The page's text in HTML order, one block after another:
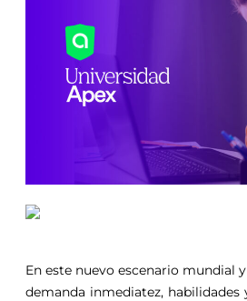
En este nuevo escenario mundial
demanda inmediatez, habilidades